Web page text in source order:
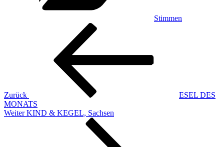
Stimmen
Beitragsnavigation
Zurück
ESEL DES
MONATS
Nächster
Weiter KIND & KEGEL, Sachsen